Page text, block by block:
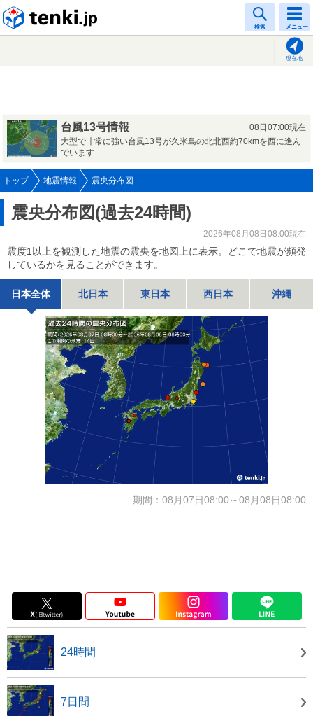
検索 メニュー
現在地
台風13号情報
08日07:00現在
大型で非常に強い台風13号が久米島の北北西約70kmを西に進ん
でいます
トップ 地震情報 震央分布図
震央分布図(過去24時間)
2026年08月08日08:00現在
震度1以上を観測した地震の震央を地図上に表示。どこで地震が頻発
しているかを見ることができます。
日本全体 北日本 東日本 西日本 沖縄
期間：08月07日08:00～08月08日08:00
24時間
7日間